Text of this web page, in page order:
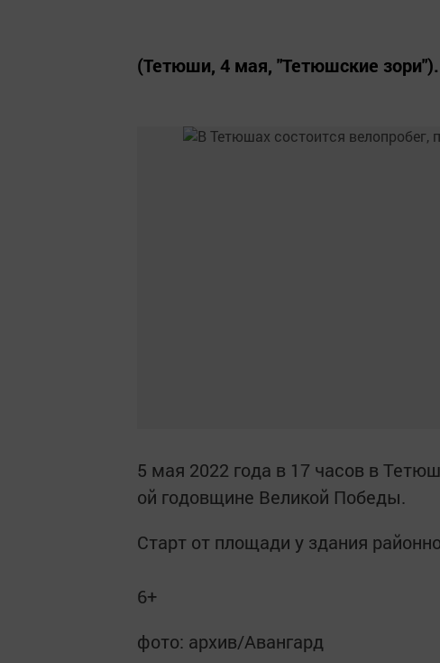
(Тетюши, 4 мая, "Тетюшские зори").
5 мая 2022 года в 17 часов в
ой годовщине Великой Победы.
Старт от площади у здания
6+
фото: архив/Авангард